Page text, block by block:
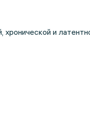
и